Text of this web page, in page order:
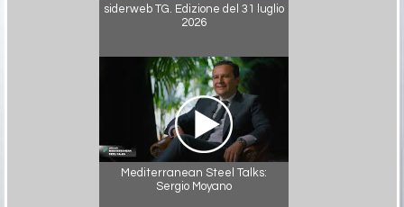
siderweb TG. Edizione del 31 luglio
2026
Mediterranean Steel Talks:
Sergio Moyano